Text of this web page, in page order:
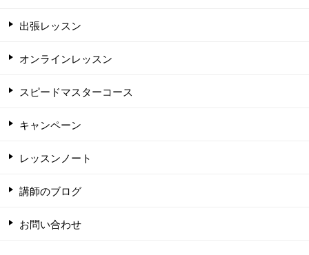
出張レッスン
オンラインレッスン
スピードマスターコース
キャンペーン
レッスンノート
講師のブログ
お問い合わせ